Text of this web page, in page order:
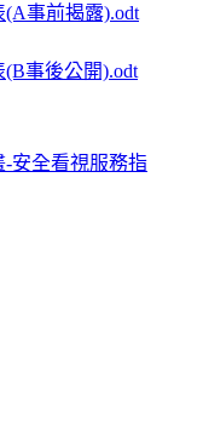
事前揭露).odt
事後公開).odt
安全看視服務指